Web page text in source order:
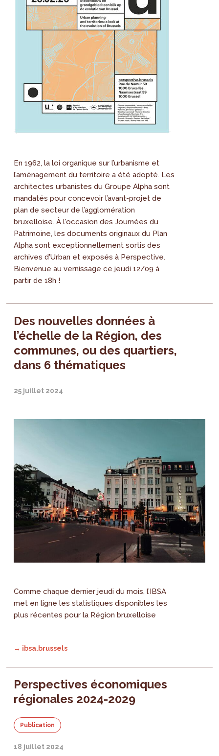
En 1962, la loi organique sur l’urbanisme et
l’aménagement du territoire a été adopté. Les
architectes urbanistes du Groupe Alpha sont
mandatés pour concevoir l’avant-projet de
plan de secteur de l’agglomération
bruxelloise. À l'occasion des Journées du
Patrimoine, les documents originaux du Plan
Alpha sont exceptionnellement sortis des
archives d'Urban et exposés à Perspective.
Bienvenue au vernissage ce jeudi 12/09 à
partir de 18h !
Des nouvelles données à
l’échelle de la Région, des
communes, ou des quartiers,
dans 6 thématiques
25 juillet 2024
Comme chaque dernier jeudi du mois, l’IBSA
met en ligne les statistiques disponibles les
plus récentes pour la Région bruxelloise
→ ibsa.brussels
Perspectives économiques
régionales 2024-2029
Publication
18 juillet 2024